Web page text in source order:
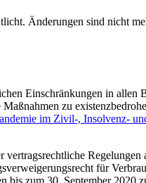
Änderungen sind nicht
Einschränkungen in allen
zu
im Zivil-, Insolvenz-
Regelungen
für
zum 30. September 2020